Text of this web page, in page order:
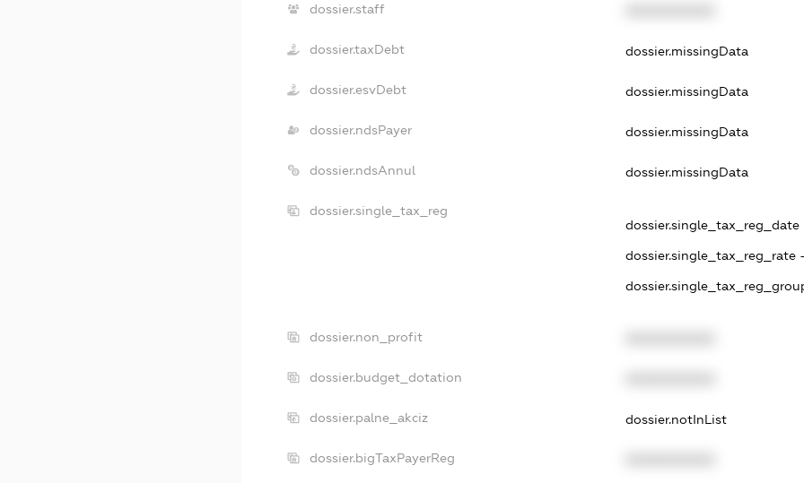
dossier.staff
dossier.taxDebt dossier.missingData
dossier.esvDebt dossier.missingData
dossier.ndsPayer dossier.missingData
dossier.ndsAnnul dossier.missingData
dossier.single_tax_reg
dossier.single_tax_reg_date -
dossier.single_tax_reg_rate
dossier.non_profit
dossier.budget_dotation
dossier.palne_akciz dossier.notInList
dossier.bigTaxPayerReg